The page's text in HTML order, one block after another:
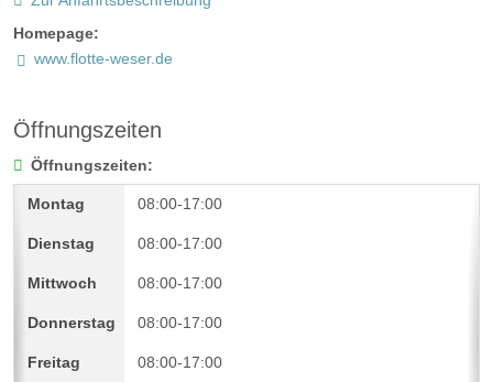
Homepage:
www.flotte-weser.de
Öffnungszeiten
Öffnungszeiten:
08:00-17:00
08:00-17:00
08:00-17:00
08:00-17:00
08:00-17:00